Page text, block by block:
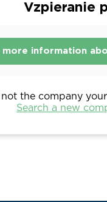
Vzpieranie
more information
not the company
Search a new